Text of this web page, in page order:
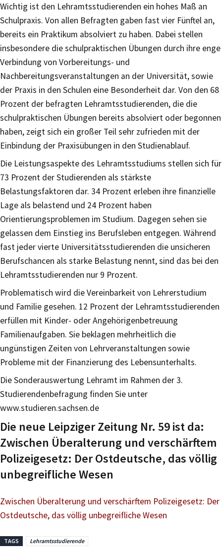
Wichtig ist den Lehramtsstudierenden ein hohes Maß an
Schulpraxis. Von allen Befragten gaben fast vier Fünftel an,
bereits ein Praktikum absolviert zu haben. Dabei stellen
insbesondere die schulpraktischen Übungen durch ihre enge
Verbindung von Vorbereitungs- und
Nachbereitungsveranstaltungen an der Universität, sowie
der Praxis in den Schulen eine Besonderheit dar. Von den 68
Prozent der befragten Lehramtsstudierenden, die die
schulpraktischen Übungen bereits absolviert oder begonnen
haben, zeigt sich ein großer Teil sehr zufrieden mit der
Einbindung der Praxisübungen in den Studienablauf.
Die Leistungsaspekte des Lehramtsstudiums stellen sich für
73 Prozent der Studierenden als stärkste
Belastungsfaktoren dar. 34 Prozent erleben ihre finanzielle
Lage als belastend und 24 Prozent haben
Orientierungsproblemen im Studium. Dagegen sehen sie
gelassen dem Einstieg ins Berufsleben entgegen. Während
fast jeder vierte Universitätsstudierenden die unsicheren
Berufschancen als starke Belastung nennt, sind das bei den
Lehramtsstudierenden nur 9 Prozent.
Problematisch wird die Vereinbarkeit von Lehrerstudium
und Familie gesehen. 12 Prozent der Lehramtsstudierenden
erfüllen mit Kinder- oder Angehörigenbetreuung
Familienaufgaben. Sie beklagen mehrheitlich die
ungünstigen Zeiten von Lehrveranstaltungen sowie
Probleme mit der Finanzierung des Lebensunterhalts.
Die Sonderauswertung Lehramt im Rahmen der 3.
Studierendenbefragung finden Sie unter
www.studieren.sachsen.de
Die neue Leipziger Zeitung Nr. 59 ist da:
Zwischen Überalterung und verschärftem
Polizeigesetz: Der Ostdeutsche, das völlig
unbegreifliche Wesen
Zwischen Überalterung und verschärftem Polizeigesetz: Der
Ostdeutsche, das völlig unbegreifliche Wesen
TAGS Lehramtsstudierende